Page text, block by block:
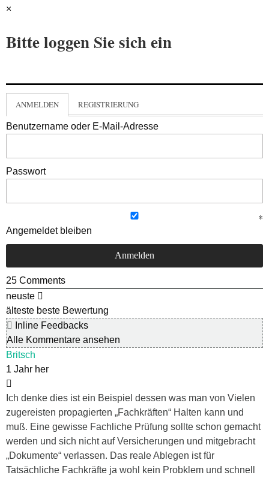
×
Bitte loggen Sie sich ein
ANMELDEN REGISTRIERUNG
Benutzername oder E-Mail-Adresse
Passwort
Angemeldet bleiben
25 Comments
neuste
älteste beste Bewertung
Inline Feedbacks
Alle Kommentare ansehen
Britsch
1 Jahr her
Ich denke dies ist ein Beispiel dessen was man von Vielen
zugereisten propagierten „Fachkräften“ Halten kann und
muß. Eine gewisse Fachliche Prüfung sollte schon gemacht
werden und sich nicht auf Versicherungen und mitgebracht
„Dokumente“ verlassen. Das reale Ablegen ist für
Tatsächliche Fachkräfte ja wohl kein Probklem und schnell